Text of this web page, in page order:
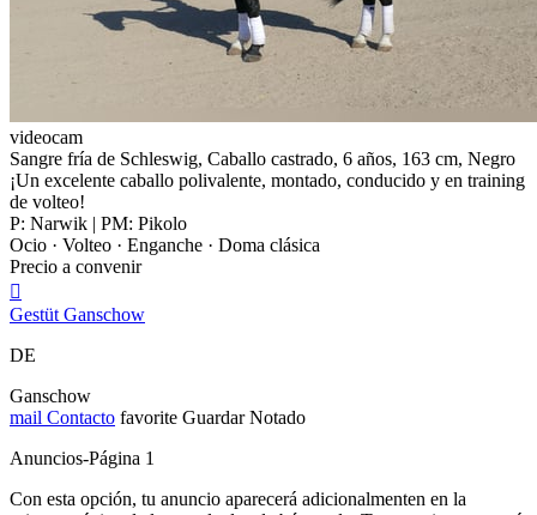
videocam
Sangre fría de Schleswig, Caballo castrado, 6 años, 163 cm, Negro
¡Un excelente caballo polivalente, montado, conducido y en training
de volteo!
P: Narwik | PM: Pikolo
Ocio · Volteo · Enganche · Doma clásica
Precio a convenir

Gestüt Ganschow
DE
Ganschow
mail Contacto favorite Guardar Notado
Anuncios-Página 1
Con esta opción, tu anuncio aparecerá adicionalmenten en la